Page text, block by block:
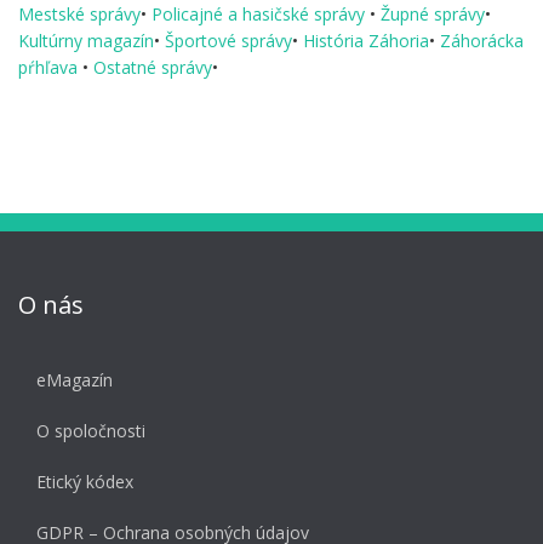
Mestské správy• Policajné a hasičské správy • Župné správy•
Kultúrny magazín• Športové správy• História Záhoria• Záhorácka
pŕhľava • Ostatné správy•
O nás
eMagazín
O spoločnosti
Etický kódex
GDPR – Ochrana osobných údajov